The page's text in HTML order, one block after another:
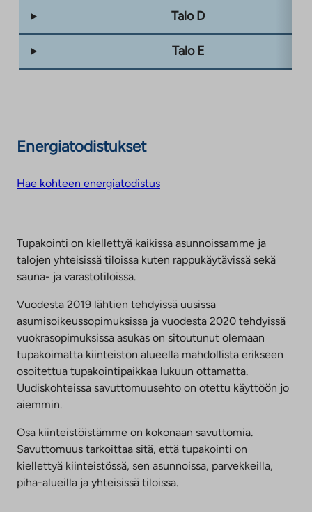
Talo D
Talo E
Energiatodistukset
Hae kohteen energiatodistus
Tupakointi on kiellettyä kaikissa asunnoissamme ja
talojen yhteisissä tiloissa kuten rappukäytävissä sekä
sauna- ja varastotiloissa.
Vuodesta 2019 lähtien tehdyissä uusissa
asumisoikeussopimuksissa ja vuodesta 2020 tehdyissä
vuokrasopimuksissa asukas on sitoutunut olemaan
tupakoimatta kiinteistön alueella mahdollista erikseen
osoitettua tupakointipaikkaa lukuun ottamatta.
Uudiskohteissa savuttomuusehto on otettu käyttöön jo
aiemmin.
Osa kiinteistöistämme on kokonaan savuttomia.
Savuttomuus tarkoittaa sitä, että tupakointi on
kiellettyä kiinteistössä, sen asunnoissa, parvekkeilla,
piha-alueilla ja yhteisissä tiloissa.